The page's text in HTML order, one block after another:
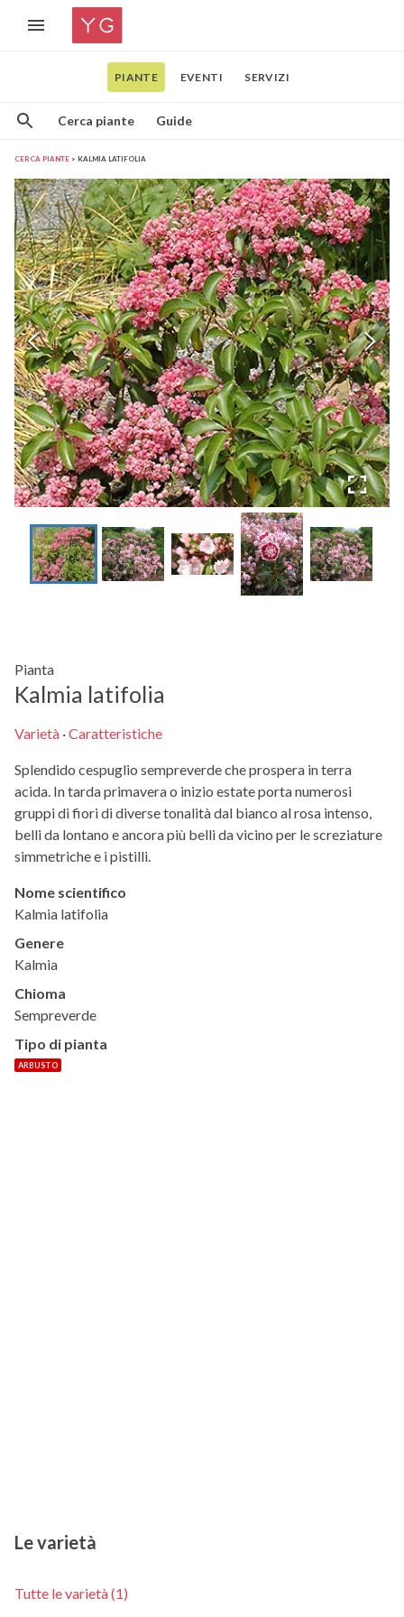
PIANTE EVENTI SERVIZI
Cerca piante Guide
CERCA PIANTE KALMIA LATIFOLIA
Pianta
Kalmia latifolia
Varietà ·Caratteristiche
Splendido cespuglio sempreverde che prospera in terra
acida. In tarda primavera o inizio estate porta numerosi
gruppi di fiori di diverse tonalità dal bianco al rosa intenso,
belli da lontano e ancora più belli da vicino per le screziature
simmetriche e i pistilli.
Nome scientifico
Kalmia latifolia
Genere
Kalmia
Chioma
Sempreverde
Tipo di pianta
ARBUSTO
Le varietà
Tutte le varietà (1)